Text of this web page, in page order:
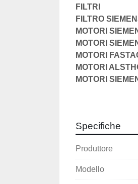
FILTRI
FILTRO
MOTORI
MOTORI
MOTORI
MOTORI
MOTORI
MOTORI
TASTIERE
Specifiche
Produttore
Modello